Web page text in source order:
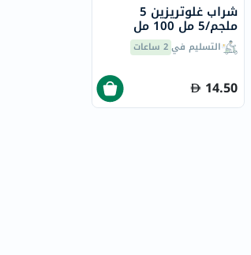
شراب غلوتريزين 5
ملجم/5 مل 100 مل
التسليم في2 ساعات
14.50